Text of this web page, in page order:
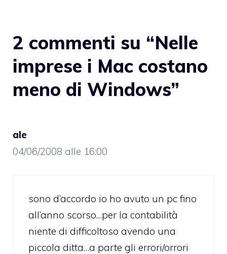
2 commenti su “Nelle
imprese i Mac costano
meno di Windows”
ale
04/06/2008 alle 16:00
sono d’accordo io ho avuto un pc fino
all’anno scorso…per la contabilità
niente di difficoltoso avendo una
piccola ditta…a parte gli errori/orrori